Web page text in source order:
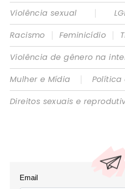
Violência sexual |
Racismo
| Feminicídio |
Violência de gênero na
Mulher e Mídia
|
Política
Direitos sexuais e